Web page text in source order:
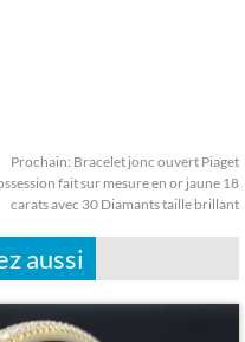
Prochain: Bracelet jonc ouvert Piaget
fait sur mesure en or jaune 18
carats avec 30 Diamants taille brillant
aussi